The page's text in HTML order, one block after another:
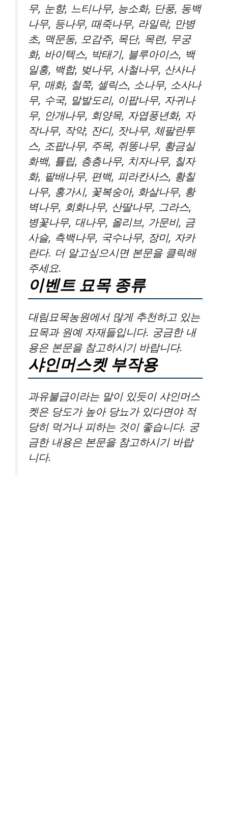
무, 눈향, 느티나무, 능소화, 단풍, 동백
나무, 등나무, 때죽나무, 라일락, 만병
초, 맥문동, 모감주, 목단, 목련, 무궁
화, 바이텍스, 박태기, 블루아이스, 백
일홍, 백합, 벚나무, 사철나무, 산사나
무, 매화, 철쭉, 셀릭스, 소나무, 소사나
무, 수국, 말발도리, 이팝나무, 자귀나
무, 안개나무, 회양목, 자엽풍년화, 자
작나무, 작약, 잔디, 잣나무, 체팔란투
스, 조팝나무, 주목, 쥐똥나무, 황금실
화백, 튤립, 층층나무, 치자나무, 칠자
화, 팥배나무, 편백, 피라칸사스, 황칠
나무, 홍가시, 꽃복숭아, 화살나무, 황
벽나무, 회화나무, 산딸나무, 그라스,
병꽃나무, 대나무, 올리브, 가문비, 금
사슬, 측백나무, 국수나무, 장미, 자카
란다. 더 알고싶으시면 본문을 클릭해
주세요.
이벤트 묘목 종류
대림묘목농원에서 많게 추천하고 있는
묘목과 원예 자재들입니다. 궁금한 내
용은 본문을 참고하시기 바랍니다.
샤인머스켓 부작용
과유불급이라는 말이 있듯이 샤인머스
켓은 당도가 높아 당뇨가 있다면야 적
당히 먹거나 피하는 것이 좋습니다. 궁
금한 내용은 본문을 참고하시기 바랍
니다.